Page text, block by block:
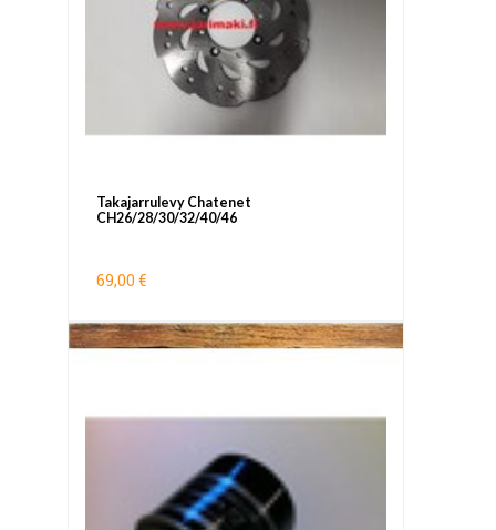
Takajarrulevy Chatenet
CH26/28/30/32/40/46
69,00 €